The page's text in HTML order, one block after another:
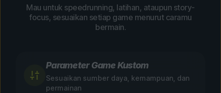
Mau untuk speedrunning, latihan, ataupun story-
focus, sesuaikan setiap game menurut caramu
bermain.
Parameter Game Kustom
Sesuaikan sumber daya, kemampuan, dan
permainan